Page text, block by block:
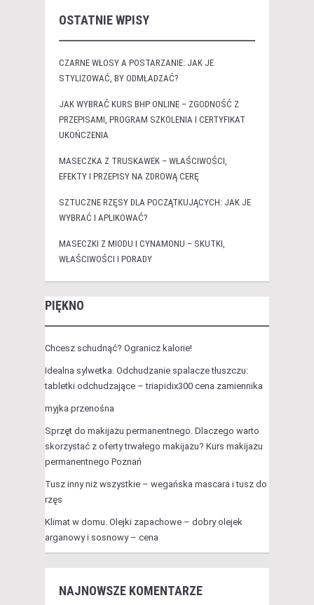
OSTATNIE WPISY
CZARNE WŁOSY A POSTARZANIE: JAK JE
STYLIZOWAĆ, BY ODMŁADZAĆ?
JAK WYBRAĆ KURS BHP ONLINE – ZGODNOŚĆ Z
PRZEPISAMI, PROGRAM SZKOLENIA I CERTYFIKAT
UKOŃCZENIA
MASECZKA Z TRUSKAWEK – WŁAŚCIWOŚCI,
EFEKTY I PRZEPISY NA ZDROWĄ CERĘ
SZTUCZNE RZĘSY DLA POCZĄTKUJĄCYCH: JAK JE
WYBRAĆ I APLIKOWAĆ?
MASECZKI Z MIODU I CYNAMONU – SKUTKI,
WŁAŚCIWOŚCI I PORADY
PIĘKNO
Chcesz schudnąć? Ogranicz kalorie!
Idealna sylwetka. Odchudzanie spalacze tłuszczu:
tabletki odchudzające – triapidix300 cena zamiennika
myjka przenośna
Sprzęt do makijażu permanentnego. Dlaczego warto
skorzystać z oferty trwałego makijażu? Kurs makijażu
permanentnego Poznań
Tusz inny niż wszystkie – wegańska mascara i tusz do
rzęs
Klimat w domu. Olejki zapachowe – dobry olejek
arganowy i sosnowy – cena
NAJNOWSZE KOMENTARZE